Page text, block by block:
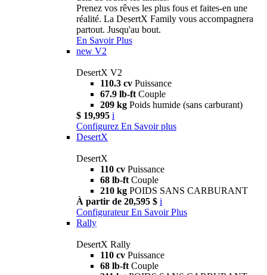
Prenez vos rêves les plus fous et faites-en une
réalité. La DesertX Family vous accompagnera
partout. Jusqu'au bout.
En Savoir Plus
new V2
DesertX V2
110.3 cv Puissance
67.9 lb-ft Couple
209 kg Poids humide (sans carburant)
$ 19,995 i
Configurez En Savoir plus
DesertX
DesertX
110 cv Puissance
68 lb-ft Couple
210 kg POIDS SANS CARBURANT
À partir de 20,595 $ i
Configurateur En Savoir Plus
Rally
DesertX Rally
110 cv Puissance
68 lb-ft Couple